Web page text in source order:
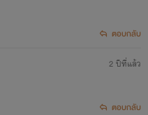
ตอบกลับ
2 ปีที่แล้ว
ตอบกลับ